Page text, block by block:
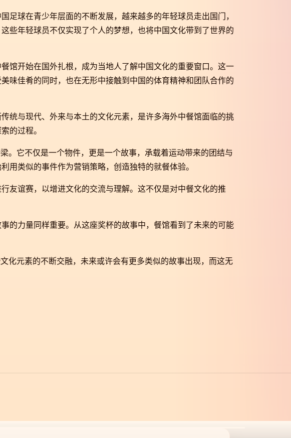
球在青少年层面的不断发展，越来越多的年轻球员走出国门，
些年轻球员不仅实现了个人的梦想，也将中国文化带到了世界的
馆开始在国外扎根，成为当地人了解中国文化的重要窗口。这一
味佳肴的同时，也在无形中接触到中国的体育精神和团队合作的
统与现代、外来与本土的文化元素，是许多海外中餐馆面临的挑
的过程。
。它不仅是一个物件，更是一个故事，承载着运动带来的团结与
用类似的事件作为营销策略，创造独特的就餐体验。
友谊赛，以增进文化的交流与理解。这不仅是对中餐文化的推
的力量同样重要。从这座奖杯的故事中，餐馆看到了未来的可能
化元素的不断交融，未来或许会有更多类似的故事出现，而这无